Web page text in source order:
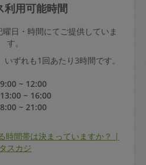
利用可能時間
日・時間にてご提供していま
す。
ずれも1回あたり3時間です。
~ 12:00
~ 16:00
~ 21:00
時間帯は決まっていますか？ |
タスカジ